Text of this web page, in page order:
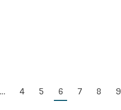
… 4 5 6 7 8 9